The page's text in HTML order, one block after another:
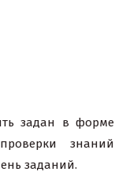
задан в форме
знаний
заданий.